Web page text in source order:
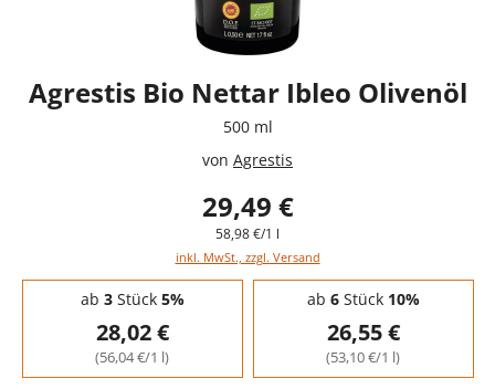
Agrestis Bio Nettar Ibleo Olivenöl
500 ml
von Agrestis
29,49 €
58,98 €/1 l
inkl. MwSt., zzgl. Versand
Staffelpreise - Mengenrabatt
ab 3Stück 5%
28,02 €
(56,04 €/1 l)
ab 6Stück 10%
26,55 €
(53,10 €/1 l)